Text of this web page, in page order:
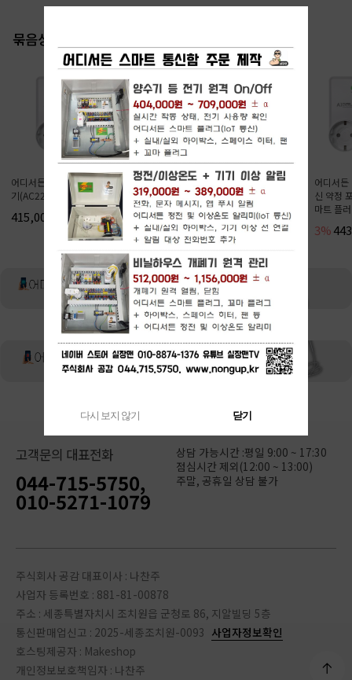
묶음상품
어디서든 스마트 플러그 + 전동구동
기(AC220-20C)
415,000원
어디서든 스마트 플러그 16A(1년 통
신 약정 포함) + 꼬마 플러그(보조 스
마트 플러그) 3개
2% 365,000원373,000원
어디서
신 약정
마트 플
3%
고객문의 대표전화
044-715-5750,
010-5271-1079
상담 가능시간 :평일 9:00 ~ 17:30
점심시간 제외(12:00 ~ 13:00)
주말, 공휴일 상담 불가
주식회사 공감 대표이사 : 나찬주
사업자 등록번호 : 881-81-00878
주소 : 세종특별자치시 조치원읍 군청로 86, 지알빌딩 5층
통신판매업신고 : 2025-세종조치원-0093 사업자정보확인
호스팅제공자 : Makeshop
개인정보보호책임자 : 나찬주
다시 보지 않기 닫기
다시 보지 않기 닫기